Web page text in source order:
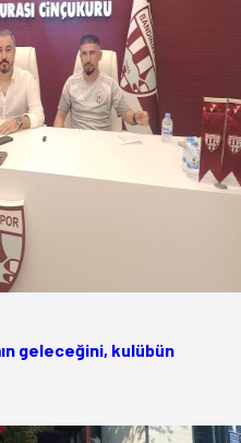
geleceğini, kulübün